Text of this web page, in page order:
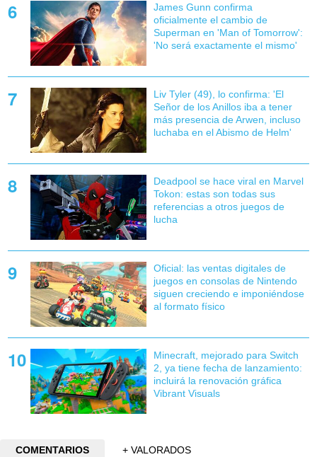
James Gunn confirma
oficialmente el cambio de
Superman en 'Man of Tomorrow':
'No será exactamente el mismo'
Liv Tyler (49), lo confirma: 'El
Señor de los Anillos iba a tener
más presencia de Arwen, incluso
luchaba en el Abismo de Helm'
Deadpool se hace viral en Marvel
Tokon: estas son todas sus
referencias a otros juegos de
lucha
Oficial: las ventas digitales de
juegos en consolas de Nintendo
siguen creciendo e imponiéndose
al formato físico
Minecraft, mejorado para Switch
2, ya tiene fecha de lanzamiento:
incluirá la renovación gráfica
Vibrant Visuals
COMENTARIOS
+ VALORADOS